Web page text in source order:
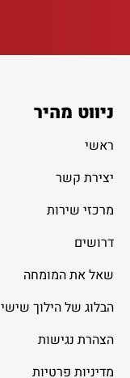
ניווט מהיר
ראשי
יצירת קשר
מרכזי שירות
דרושים
שאל את המומחה
הבלוג של הילוך שישי
הצהרת נגישות
מדיניות פרטיות